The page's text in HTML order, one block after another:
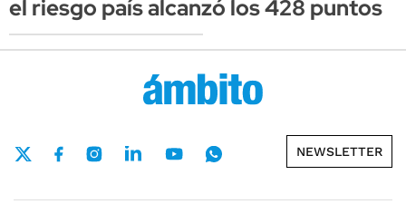
el riesgo país alcanzó los 428 puntos
NEWSLETTER